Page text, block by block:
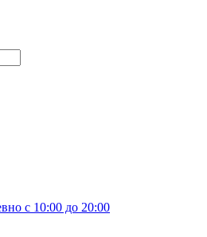
с 10:00 до 20:00